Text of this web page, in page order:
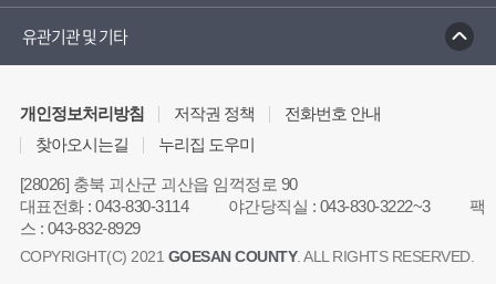
유관기관 및 기타
개인정보처리방침 저작권 정책
전화번호 안내
찾아오시는길
누리집 도우미
[28026] 충북 괴산군 괴산읍 임꺽정로 90
대표전화:043-830-3114 야간당직실 : 043-830-3222~3
팩
스 : 043-832-8929
COPYRIGHT(C) 2021 GOESAN COUNTY. ALL RIGHTS RESERVED.